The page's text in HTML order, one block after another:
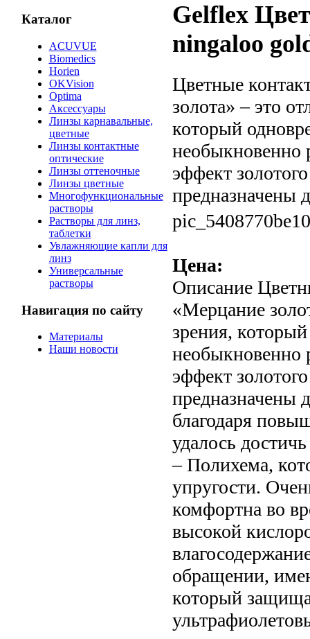
Каталог
ACUVUE
Biomedics
Horien
OKVision
Optima
Аксессуары
Линзы карнавальные,
цветные
Линзы контактные
оптические
Линзы оттеночные
Линзы цветные
Многофункциональные
растворы
Растворы для линз,
таблетки
Увлажняющие капли для
линз
Универсальные
растворы
Навигация по сайту
Материалы
Наши новости
Gelflex
ningaloo
Цветные
золота» – это
который
необыкновенно
эффект
предназначены
Цена:
Описание
«Мерцание
зрения,
необыкновенно
эффект
предназначены
благодаря
удалось
– Полихема,
упругости.
комфортна во
высокой
обращении,
который